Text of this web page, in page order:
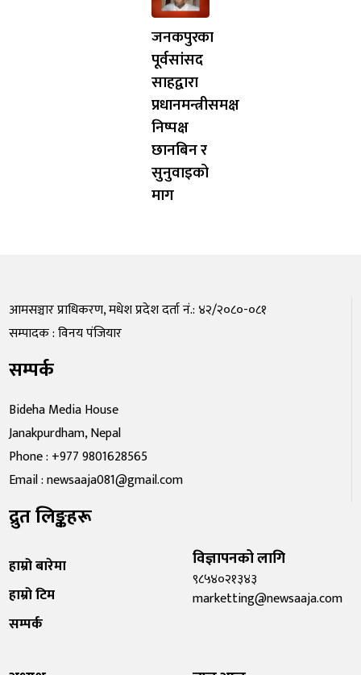
जनकपुरका
पूर्वसांसद
साहद्वारा
प्रधानमन्त्रीसमक्ष
निष्पक्ष
छानबिन र
सुनुवाइको
माग
आमसञ्चार प्राधिकरण, मधेश प्रदेश दर्ता नं.: ४२/२०८०-०८१
सम्पादक : विनय पंजियार
सम्पर्क
Bideha Media House
Janakpurdham, Nepal
Phone : +977 9801628565
Email : newsaaja081@gmail.com
द्रुत लिङ्कहरू
हाम्रो बारेमा
हाम्रो टिम
सम्पर्क
विज्ञापनको लागि
९८५४०२१३४३
marketting@newsaaja.com